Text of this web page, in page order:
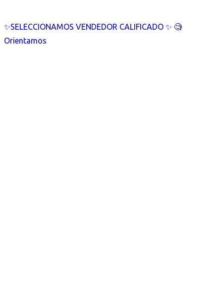
✨SELECCIONAMOS VENDEDOR CALIFICADO ✨ 🧐
Orientamos